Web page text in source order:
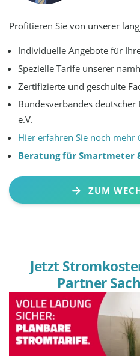
Profitieren Sie von unserer
Individuelle Angebote für
Spezielle Tarife unserer
Zertifizierte und geschulte
Bundesverbandes
e.V.
Hier erfahren Sie noch mehr
Beratung für Smartmeter
ZUM
Jetzt
Partner